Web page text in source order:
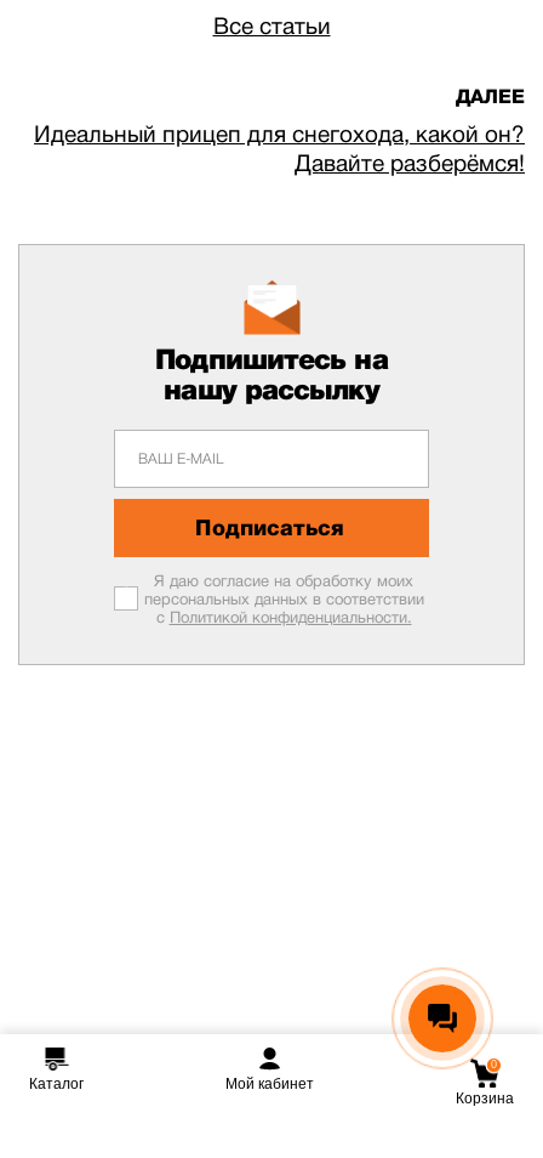
Все статьи
ДАЛЕЕ
Идеальный прицеп для снегохода, какой он?
Давайте разберёмся!
Подпишитесь на
нашу рассылку
Подписаться
Я даю согласие на обработку моих
персональных данных в соответствии
с Политикой конфиденциальности.
Каталог Мой кабинет
0
Корзина